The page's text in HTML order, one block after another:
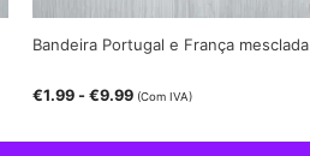
Bandeira Portugal e França mesclada
€1.99 -€9.99 (Com IVA)